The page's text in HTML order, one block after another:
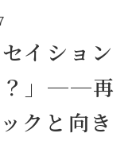
イション
？」──再
クと向き